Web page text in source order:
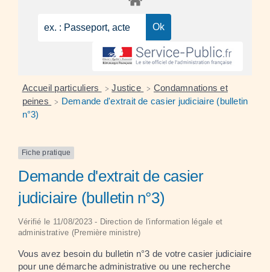
Accueil particuliers > Justice > Condamnations et
peines
> Demande d'extrait de casier judiciaire (bulletin
n°3)
Fiche pratique
Demande d'extrait de casier
judiciaire (bulletin n°3)
Vérifié le 11/08/2023 - Direction de l'information légale et
administrative (Première ministre)
Vous avez besoin du bulletin n°3 de votre casier judiciaire
pour une démarche administrative ou une recherche